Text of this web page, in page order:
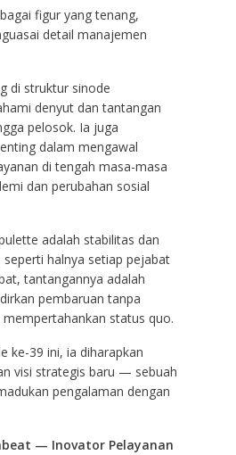
figur yang tenang,
detail manajemen
di struktur sinode
denyut dan tantangan
pelosok. Ia juga
dalam mengawal
di tengah masa-masa
dan perubahan sosial
adalah stabilitas dan
halnya setiap pejabat
tantangannya adalah
pembaruan tanpa
status quo.
ke-39 ini, ia diharapkan
visi strategis baru — sebuah
pengalaman dengan
— Inovator Pelayanan